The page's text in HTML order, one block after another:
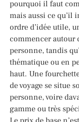
pourquoi il faut
mais aussi ce qu’il
ordre d’idée utile,
commencer autour
personne, tandis
thématique ou en
haut. Une
de voyage se situe
personne, voire
gamme ou très